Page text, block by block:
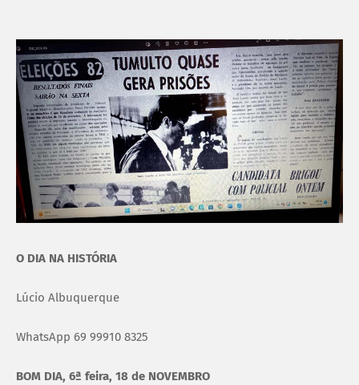
O DIA NA HISTÓRIA
Lúcio Albuquerque
WhatsApp 69 99910 8325
BOM DIA, 6ª feira, 18 de NOVEMBRO